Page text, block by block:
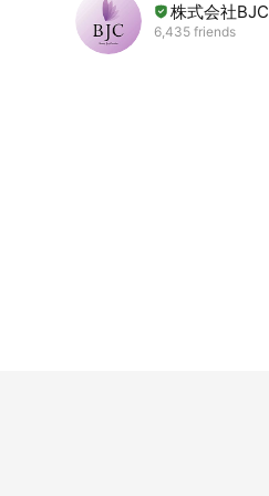
株式会社BJC
6,435 friends